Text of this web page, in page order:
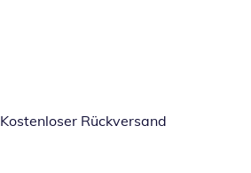
Kostenloser Rückversand